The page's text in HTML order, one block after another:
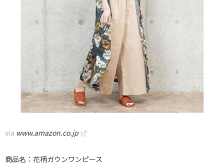
via www.amazon.co.jp
商品名：花柄ガウンワンピース